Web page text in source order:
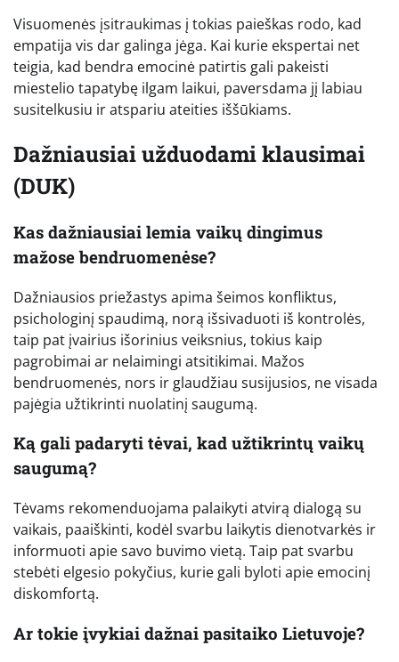
Visuomenės įsitraukimas į tokias paieškas rodo, kad
empatija vis dar galinga jėga. Kai kurie ekspertai net
teigia, kad bendra emocinė patirtis gali pakeisti
miestelio tapatybę ilgam laikui, paversdama jį labiau
susitelkusiu ir atspariu ateities iššūkiams.
Dažniausiai užduodami klausimai
(DUK)
Kas dažniausiai lemia vaikų dingimus
mažose bendruomenėse?
Dažniausios priežastys apima šeimos konfliktus,
psichologinį spaudimą, norą išsivaduoti iš kontrolės,
taip pat įvairius išorinius veiksnius, tokius kaip
pagrobimai ar nelaimingi atsitikimai. Mažos
bendruomenės, nors ir glaudžiau susijusios, ne visada
pajėgia užtikrinti nuolatinį saugumą.
Ką gali padaryti tėvai, kad užtikrintų vaikų
saugumą?
Tėvams rekomenduojama palaikyti atvirą dialogą su
vaikais, paaiškinti, kodėl svarbu laikytis dienotvarkės ir
informuoti apie savo buvimo vietą. Taip pat svarbu
stebėti elgesio pokyčius, kurie gali byloti apie emocinį
diskomfortą.
Ar tokie įvykiai dažnai pasitaiko Lietuvoje?